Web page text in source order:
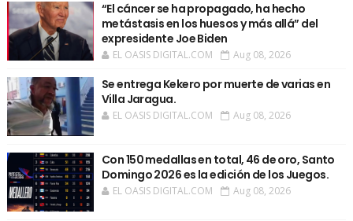
“El cáncer se ha propagado, ha hecho
metástasis en los huesos y más allá” del
expresidente Joe Biden
EL OASIS DIGITAL.COM Aug 08, 2026
Se entrega Kekero por muerte de varias en
Villa Jaragua.
EL OASIS DIGITAL.COM Aug 08, 2026
Con 150 medallas en total, 46 de oro, Santo
Domingo 2026 es la edición de los Juegos.
EL OASIS DIGITAL.COM Aug 08, 2026